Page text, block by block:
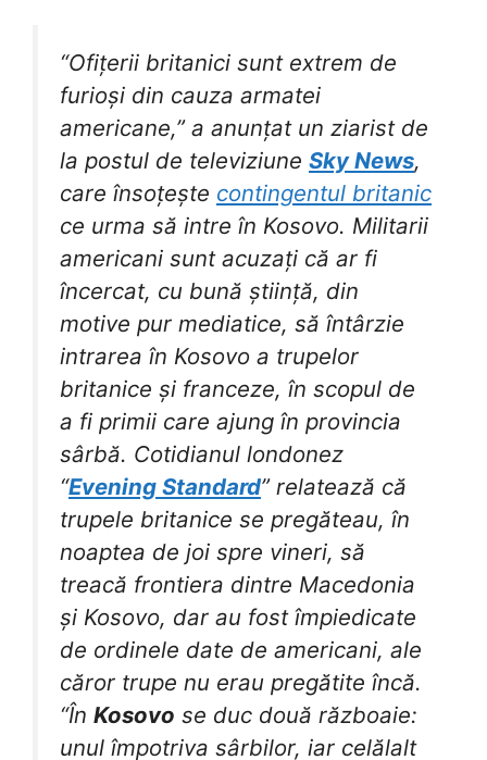
“Ofițerii britanici sunt extrem de
furioși din cauza armatei
americane,” a anunțat un ziarist de
la postul de televiziune Sky News,
care însoțește contingentul britanic
ce urma să intre în Kosovo. Militarii
americani sunt acuzați că ar fi
încercat, cu bună știință, din
motive pur mediatice, să întârzie
intrarea în Kosovo a trupelor
britanice și franceze, în scopul de
a fi primii care ajung în provincia
sârbă. Cotidianul londonez
“Evening Standard” relatează că
trupele britanice se pregăteau, în
noaptea de joi spre vineri, să
treacă frontiera dintre Macedonia
și Kosovo, dar au fost împiedicate
de ordinele date de americani, ale
căror trupe nu erau pregătite încă.
“În Kosovo se duc două războaie:
unul împotriva sârbilor, iar celălalt